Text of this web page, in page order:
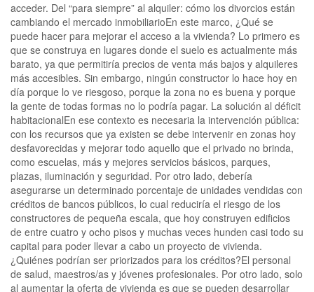
acceder. Del “para siempre” al alquiler: cómo los divorcios están
cambiando el mercado inmobiliarioEn este marco, ¿Qué se
puede hacer para mejorar el acceso a la vivienda? Lo primero es
que se construya en lugares donde el suelo es actualmente más
barato, ya que permitiría precios de venta más bajos y alquileres
más accesibles. Sin embargo, ningún constructor lo hace hoy en
día porque lo ve riesgoso, porque la zona no es buena y porque
la gente de todas formas no lo podría pagar. La solución al déficit
habitacionalEn ese contexto es necesaria la intervención pública:
con los recursos que ya existen se debe intervenir en zonas hoy
desfavorecidas y mejorar todo aquello que el privado no brinda,
como escuelas, más y mejores servicios básicos, parques,
plazas, iluminación y seguridad. Por otro lado, debería
asegurarse un determinado porcentaje de unidades vendidas con
créditos de bancos públicos, lo cual reduciría el riesgo de los
constructores de pequeña escala, que hoy construyen edificios
de entre cuatro y ocho pisos y muchas veces hunden casi todo su
capital para poder llevar a cabo un proyecto de vivienda.
¿Quiénes podrían ser priorizados para los créditos?El personal
de salud, maestros/as y jóvenes profesionales. Por otro lado, solo
al aumentar la oferta de vivienda es que se pueden desarrollar